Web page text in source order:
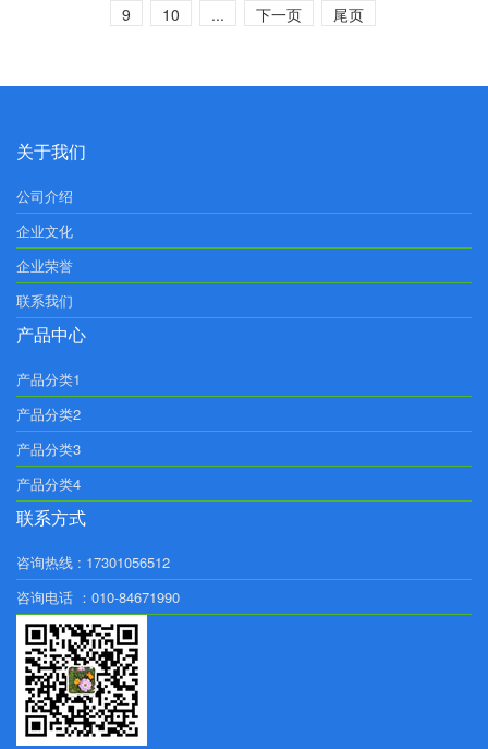
9
10 ... 下一页 尾页
关于我们
公司介绍
企业文化
企业荣誉
联系我们
产品中心
产品分类1
产品分类2
产品分类3
产品分类4
联系方式
咨询热线 : 17301056512
咨询电话 ：010-84671990